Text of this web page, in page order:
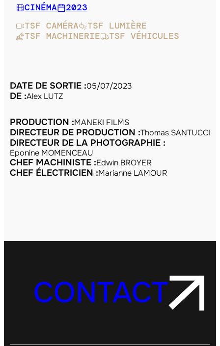
CINÉMA
2023
TSF CAMÉRA
TSF LUMIÈRE
TSF MACHINERIE
TSF VÉHICULES
DATE DE SORTIE :05/07/2023
DE :Alex LUTZ
PRODUCTION :MANEKI FILMS
DIRECTEUR DE PRODUCTION :Thomas SANTUCCI
DIRECTEUR DE LA PHOTOGRAPHIE :
Eponine MOMENCEAU
CHEF MACHINISTE :Edwin BROYER
CHEF ÉLECTRICIEN :Marianne LAMOUR
CONTACT